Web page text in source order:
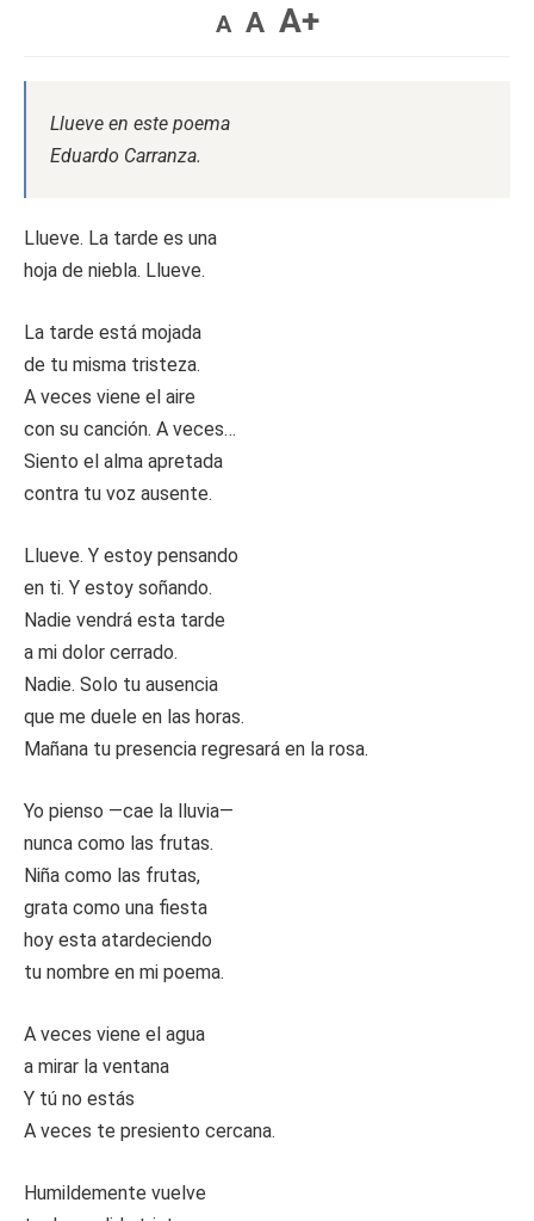
A A A+
Llueve en este poema
Eduardo Carranza.
Llueve. La tarde es una
hoja de niebla. Llueve.
La tarde está mojada
de tu misma tristeza.
A veces viene el aire
con su canción. A veces…
Siento el alma apretada
contra tu voz ausente.
Llueve. Y estoy pensando
en ti. Y estoy soñando.
Nadie vendrá esta tarde
a mi dolor cerrado.
Nadie. Solo tu ausencia
que me duele en las horas.
Mañana tu presencia regresará en la rosa.
Yo pienso —cae la lluvia—
nunca como las frutas.
Niña como las frutas,
grata como una fiesta
hoy esta atardeciendo
tu nombre en mi poema.
A veces viene el agua
a mirar la ventana
Y tú no estás
A veces te presiento cercana.
Humildemente vuelve